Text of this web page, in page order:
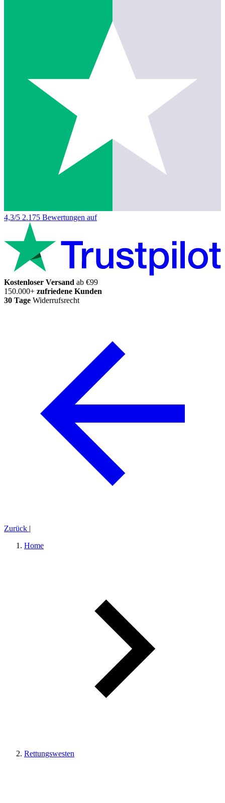
4,3/5 2.175 Bewertungen auf
Kostenloser Versand ab €99
150.000+ zufriedene Kunden
30 Tage Widerrufsrecht
Zurück |
Home
Rettungswesten